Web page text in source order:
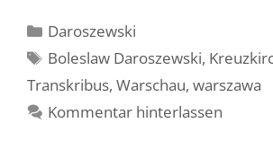
Kategorien
Daroszewski
Schlagwörter
Boleslaw Daroszewski,
Transkribus, Warschau, warszawa
Kommentar hinterlassen